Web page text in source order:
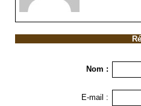
Nom :
E-mail :